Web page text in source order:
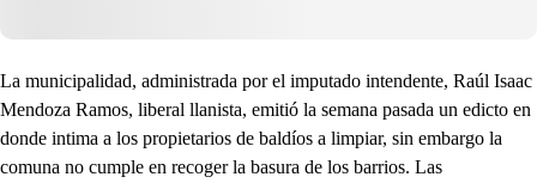
La municipalidad, administrada por el imputado intendente, Raúl Isaac
Mendoza Ramos, liberal llanista, emitió la semana pasada un edicto en
donde intima a los propietarios de baldíos a limpiar, sin embargo la
comuna no cumple en recoger la basura de los barrios. Las